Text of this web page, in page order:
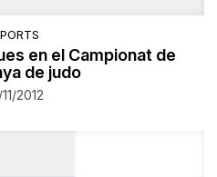
en el Campionat de
de judo
2012